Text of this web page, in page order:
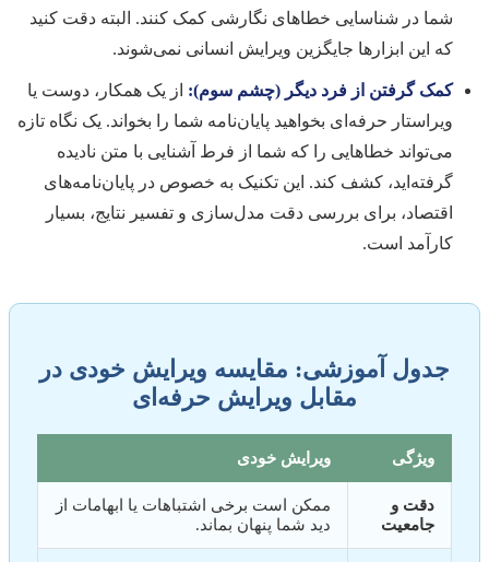
شما در شناسایی خطاهای نگارشی کمک کنند. البته دقت کنید
که این ابزارها جایگزین ویرایش انسانی نمی‌شوند.
کمک گرفتن از فرد دیگر (چشم سوم): از یک همکار، دوست یا
ویراستار حرفه‌ای بخواهید پایان‌نامه شما را بخواند. یک نگاه تازه
می‌تواند خطاهایی را که شما از فرط آشنایی با متن نادیده
گرفته‌اید، کشف کند. این تکنیک به خصوص در پایان‌نامه‌های
اقتصاد، برای بررسی دقت مدل‌سازی و تفسیر نتایج، بسیار
کارآمد است.
جدول آموزشی: مقایسه ویرایش خودی در
مقابل ویرایش حرفه‌ای
ویژگی ویرایش خودی
دقت و
جامعیت
ممکن است برخی اشتباهات یا ابهامات از
دید شما پنهان بماند.